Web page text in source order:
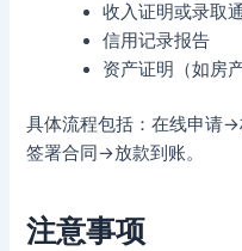
收入证明或录取
信用记录报告
资产证明（如房
具体流程包括：在线申
签署合同→放款到账。
注意事项